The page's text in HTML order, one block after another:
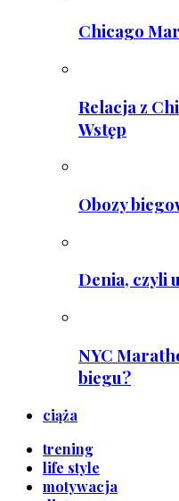
Chicago
Relacja z
Wstęp
Obozy
Denia, czyli
NYC
biegu?
ciąża
trening
life style
motywacja